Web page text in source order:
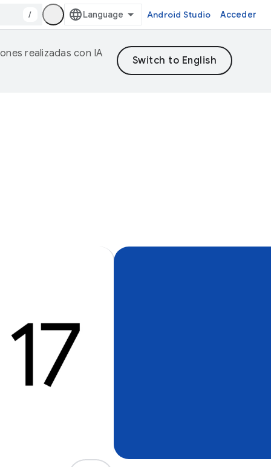
/ Android Studio Acceder
realizadas con IA